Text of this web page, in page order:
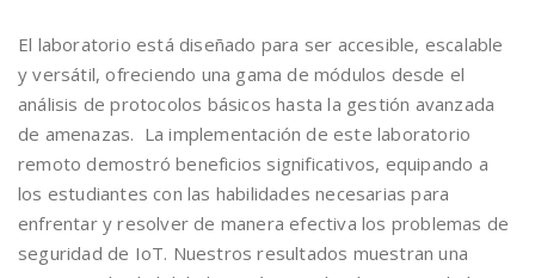
El laboratorio está diseñado para ser accesible, escalable
y versátil, ofreciendo una gama de módulos desde el
análisis de protocolos básicos hasta la gestión avanzada
de amenazas. La implementación de este laboratorio
remoto demostró beneficios significativos, equipando a
los estudiantes con las habilidades necesarias para
enfrentar y resolver de manera efectiva los problemas de
seguridad de IoT. Nuestros resultados muestran una